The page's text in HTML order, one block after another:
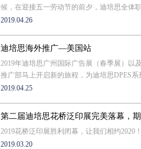
候，在迎接五一劳动节的前夕，迪培思全体
2019.04.26
迪培思海外推广—美国站
2019年迪培思广州国际广告展（春季展）以
推广部马上开启新的旅程，为迪培思DPES
2019.04.25
第二届迪培思花桥泛印展完美落幕，
2019花桥泛印展胜利闭幕，让我们相约2020
2019.03.20